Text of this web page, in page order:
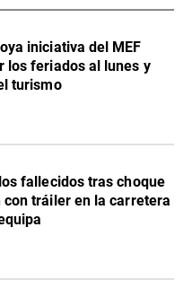
iniciativa del MEF
los feriados al lunes y
turismo
fallecidos tras choque
con tráiler en la carretera